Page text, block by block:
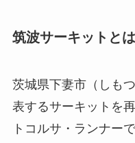
筑波サーキットとは
茨城県下妻市（しも
表するサーキットを
トコルサ・ランナー